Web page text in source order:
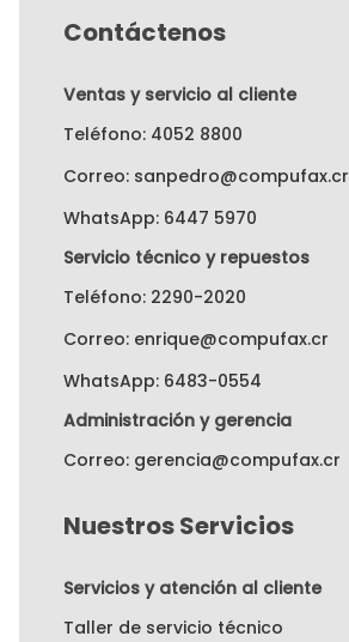
Contáctenos
Ventas y servicio al cliente
Teléfono: 4052 8800
Correo: sanpedro@compufax.cr
WhatsApp: 6447 5970
Servicio técnico y repuestos
Teléfono: 2290-2020
Correo: enrique@compufax.cr
WhatsApp: 6483-0554
Administración y gerencia
Correo: gerencia@compufax.cr
Nuestros Servicios
Servicios y atención al cliente
Taller de servicio técnico